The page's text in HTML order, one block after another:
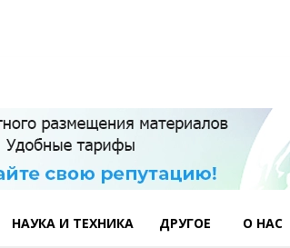
НАУКА И ТЕХНИКА ДРУГОЕ О НАС